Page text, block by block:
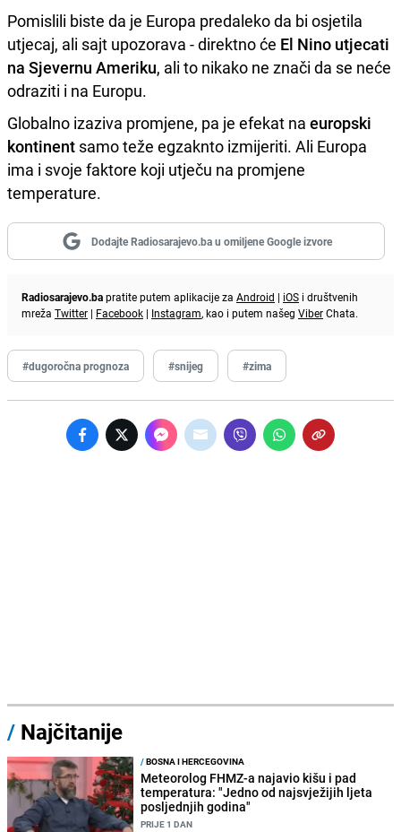
Pomislili biste da je Europa predaleko da bi osjetila
utjecaj, ali sajt upozorava - direktno će El Nino utjecati
na Sjevernu Ameriku, ali to nikako ne znači da se neće
odraziti i na Europu.
Globalno izaziva promjene, pa je efekat na europski
kontinent samo teže egzaknto izmijeriti. Ali Europa
ima i svoje faktore koji utječu na promjene
temperature.
Dodajte Radiosarajevo.ba u omiljene Google izvore
Radiosarajevo.bapratite putem aplikacije za Android | iOS i društvenih
mreža Twitter | Facebook | Instagram, kao i putem našeg ViberChata.
#dugoročna prognoza #snijeg #zima
/ Najčitanije
/BOSNA I HERCEGOVINA
Meteorolog FHMZ-a najavio kišu i pad
temperatura: "Jedno od najsvježijih ljeta
posljednjih godina"
PRIJE 1 DAN